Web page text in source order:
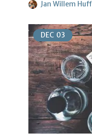
Jan Willem
DEC 03